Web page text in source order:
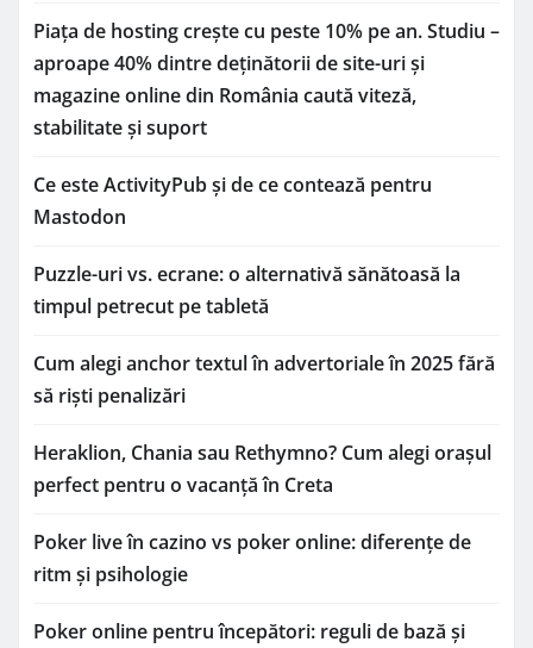
Piața de hosting crește cu peste 10% pe an. Studiu –
aproape 40% dintre deținătorii de site-uri și
magazine online din România caută viteză,
stabilitate și suport
Ce este ActivityPub și de ce contează pentru
Mastodon
Puzzle-uri vs. ecrane: o alternativă sănătoasă la
timpul petrecut pe tabletă
Cum alegi anchor textul în advertoriale în 2025 fără
să riști penalizări
Heraklion, Chania sau Rethymno? Cum alegi orașul
perfect pentru o vacanță în Creta
Poker live în cazino vs poker online: diferențe de
ritm și psihologie
Poker online pentru începători: reguli de bază și